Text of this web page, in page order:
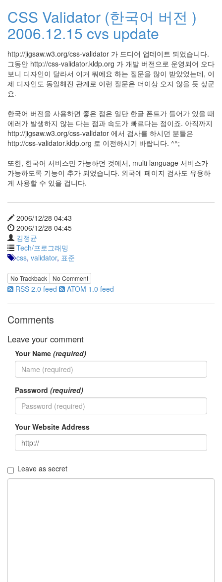
CSS Validator (한국어 버전 )
2006.12.15 cvs update
http://jigsaw.w3.org/css-validator 가 드디어 업데이트 되었습니다.
그동안 http://css-validator.kldp.org 가 개발 버전으로 운영되어 오다
보니 디자인이 달라서 이거 뭐에요 하는 질문을 많이 받았었는데, 이
제 디자인도 동일해진 관계로 이런 질문은 더이상 오지 않을 듯 싶군
요.
한국어 버전을 사용하면 좋은 점은 일단 한글 폰트가 들어가 있을 때
에러가 발생하지 않는 다는 점과 속도가 빠르다는 점이죠. 아직까지
http://jigsaw.w3.org/css-validator 에서 검사를 하시던 분들은
http://css-validator.kldp.org 로 이전하시기 바랍니다. ^^;
또한, 한국어 서비스만 가능하던 것에서, multi language 서비스가
가능하도록 기능이 추가 되었습니다. 외국에 페이지 검사도 유용하
게 사용할 수 있을 겁니다.
2006/12/28 04:43
2006/12/28 04:45
김정균
Tech/프로그래밍
css, validator, 표준
No Trackback No Comment
RSS 2.0 feed ATOM 1.0 feed
Comments
Leave your comment
Your Name (required)
Password (required)
Your Website Address
Leave as secret
이
표
준
L10N
iPutty
AnNyung
LInux
여
우
Notices
Find!
전
체
192
주
절
주
30
군
이
11
둘
째
고
일
지
143
녕
리
눅
42
프
로